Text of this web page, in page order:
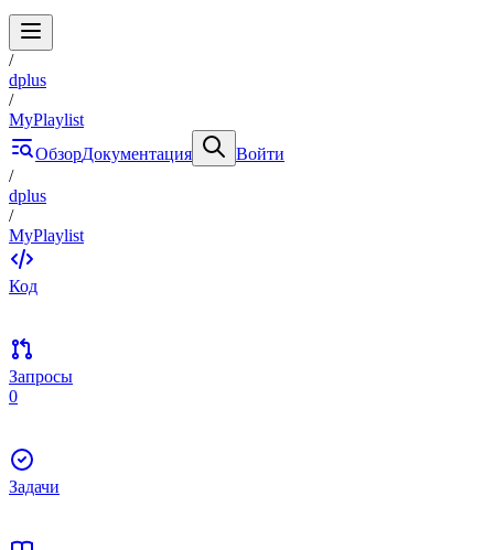
/
dplus
/
MyPlaylist
ОбзорДокументация
Войти
/
dplus
/
MyPlaylist
Код
Запросы
0
Задачи